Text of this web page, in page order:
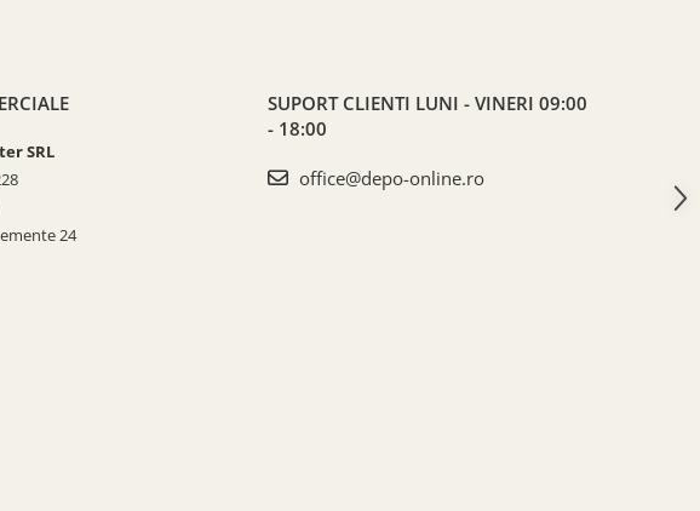
SRL
24
SUPORT CLIENTI LUNI - VINERI 09:00
- 18:00
office@depo-online.ro